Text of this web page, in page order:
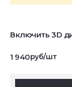
Включить 3D
1 940руб/шт